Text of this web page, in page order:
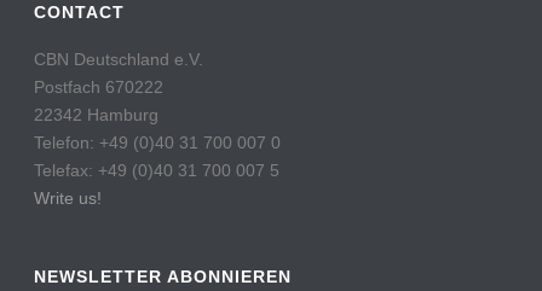
CONTACT
CBN Deutschland e.V.
Postfach 670222
22342 Hamburg
Telefon: +49 (0)40 31 700 007 0
Telefax: +49 (0)40 31 700 007 5
Write us!
NEWSLETTER ABONNIEREN